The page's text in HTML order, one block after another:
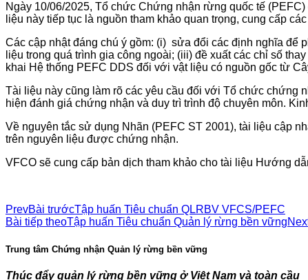
Ngày 10/06/2025, Tổ chức Chứng nhận rừng quốc tế
liệu này tiếp tục là nguồn tham khảo quan trọng, cung cấp
Các cập nhật đáng chú ý gồm: (i) sửa đổi các định nghĩa
liệu trong quá trình gia công ngoài; (iii) đề xuất các chỉ số
khai Hệ thống PEFC DDS đối với vật liệu có nguồn gốc từ
Tài liệu này cũng làm rõ các yêu cầu đối với Tổ chức chứng
hiện đánh giá chứng nhận và duy trì trình độ chuyên môn.
Về nguyên tắc sử dụng Nhãn (PEFC ST 2001), tài liệu cập
trên nguyên liệu được chứng nhận.
VFCO sẽ cung cấp bản dịch tham khảo cho tài liệu Hướng
PrevBài trướcTập huấn Tiêu chuẩn QLRBV VFCS/PEFC
Bài tiếp theoTập huấn Tiêu chuẩn Quản lý rừng bền vững
Trung tâm Chứng nhận Quản lý rừng bền vững
Thúc đẩy quản lý rừng bền vững ở Việt Nam và toàn cầu